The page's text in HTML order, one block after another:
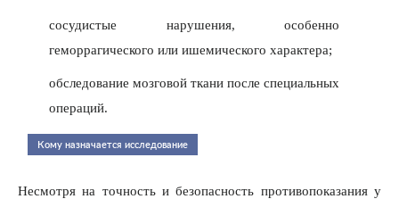
сосудистые нарушения, особенно
геморрагического или ишемического характера;
обследование мозговой ткани после специальных
операций.
Кому назначается исследование
Несмотря на точность и безопасность противопоказания у